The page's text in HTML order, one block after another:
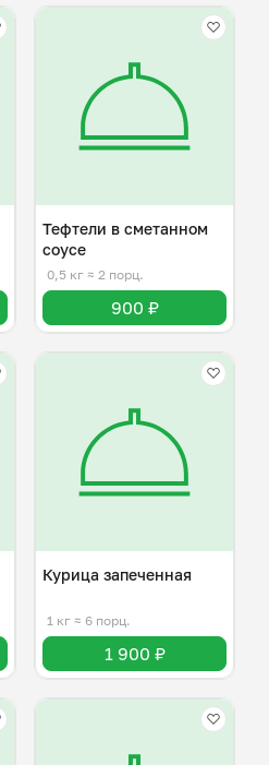
Тефтели в сметанном
соусе
0,5 кг ≈ 2 порц.
900 ₽
Курица запеченная
1 кг ≈ 6 порц.
1 900 ₽